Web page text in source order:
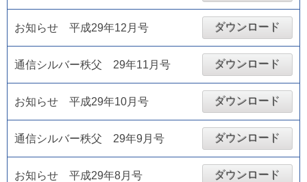
お知らせ 平成29年12月号 ダウンロード
通信シルバー秩父 29年11月号 ダウンロード
お知らせ 平成29年10月号 ダウンロード
通信シルバー秩父 29年9月号 ダウンロード
お知らせ 平成29年8月号 ダウンロード